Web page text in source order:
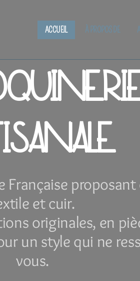
ACCUEIL À PROPOS DE
Française proposant
et cuir.
originales, en
un style qui ne
vous.